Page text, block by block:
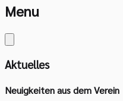
Menu
Aktuelles
Neuigkeiten aus dem Verein